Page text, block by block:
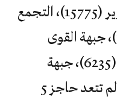
لكل قائمة: حزب جبهة التحرير (15775)، التجمع
الوطني الديمقراطي (13348)، جبهة القوى
الاشتراكية (11025)، الأحرار (6235)، جبهة
التغيير(6049)، القوائم التي لم تتعد حاجز 5